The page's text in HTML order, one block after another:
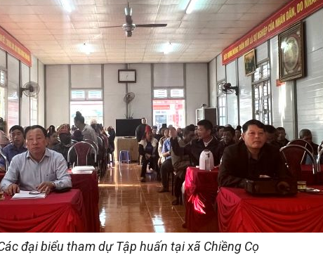
đại biểu tham dự Tập huấn tại xã Chiềng Cọ